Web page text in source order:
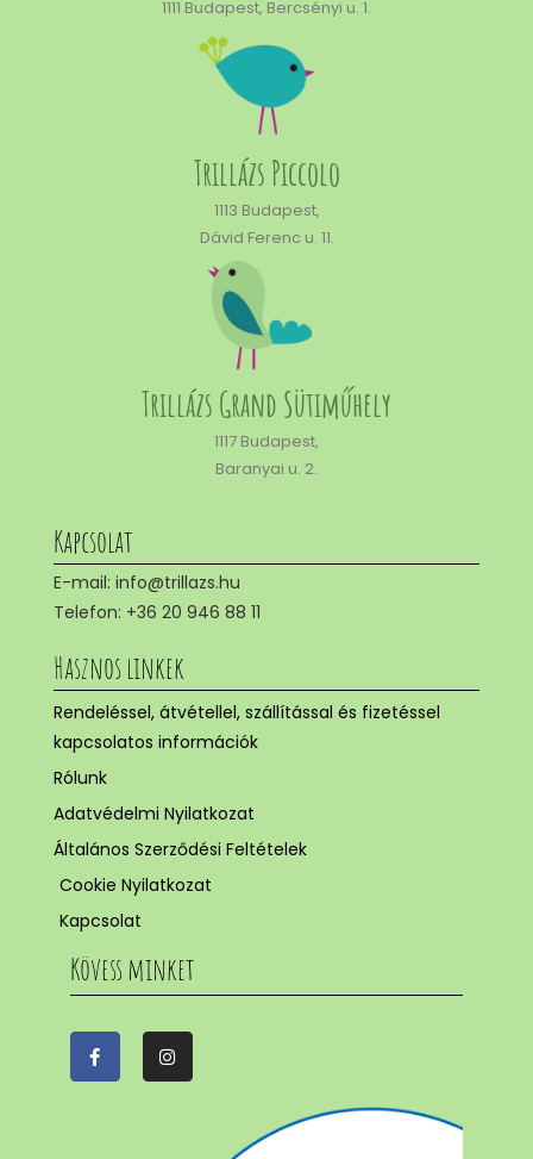
1111 Budapest, Bercsényi u. 1.
Trillázs Piccolo
1113 Budapest,
Dávid Ferenc u. 11.
Trillázs Grand Sütiműhely
1117 Budapest,
Baranyai u. 2.
Kapcsolat
E-mail: info@trillazs.hu
Telefon: +36 20 946 88 11
Hasznos linkek
Rendeléssel, átvétellel, szállítással és fizetéssel
kapcsolatos információk
Rólunk
Adatvédelmi Nyilatkozat
Általános Szerződési Feltételek
Cookie Nyilatkozat
Kapcsolat
Kövess minket